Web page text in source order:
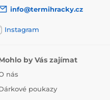
materiálů,
cm
info@termihracky.cz
Instagram
by Vás zajímat
nás
poukazy